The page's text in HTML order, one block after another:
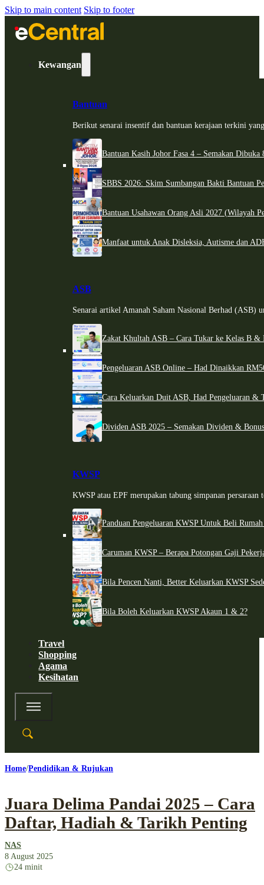
Skip to main content Skip to footer
Kewangan
Bantuan
Berikut senarai insentif dan bantuan kerajaan terkini
Bantuan Kasih Johor Fasa 4 – Semakan
SBBS 2026: Skim Sumbangan Bakti Bantuan
Bantuan Usahawan Orang Asli 2027 (Wilayah
Manfaat untuk Anak Disleksia, Autisme dan
ASB
Senarai artikel Amanah Saham Nasional Berhad (ASB)
Zakat Khultah ASB – Cara Tukar ke Kelas B &
Pengeluaran ASB Online – Had Dinaikkan
Cara Keluarkan Duit ASB, Had Pengeluaran &
Dividen ASB 2025 – Semakan Dividen &
KWSP
KWSP atau EPF merupakan tabung simpanan persaraan
Panduan Pengeluaran KWSP Untuk Beli
Caruman KWSP – Berapa Potongan Gaji
Bila Pencen Nanti, Better Keluarkan KWSP
Bila Boleh Keluarkan KWSP Akaun 1 & 2?
Travel
Shopping
Agama
Kesihatan
Home Pendidikan & Rujukan
Juara Delima Pandai 2025 – Cara
Daftar, Hadiah & Tarikh Penting
NAS
8 August 2025
24 minit